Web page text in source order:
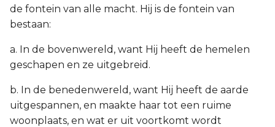
de fontein van alle macht. Hij is de fontein van
bestaan:
a. In de bovenwereld, want Hij heeft de hemelen
geschapen en ze uitgebreid.
b. In de benedenwereld, want Hij heeft de aarde
uitgespannen, en maakte haar tot een ruime
woonplaats, en wat er uit voortkomt wordt